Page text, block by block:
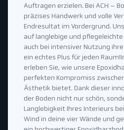
Auftragen erzielen. Bei ACH –
präzises Handwerk und volle
Endresultat im Vordergrund.
auf langlebige und pflegeleichte
auch bei intensiver Nutzung
ein echtes Plus für jeden
erleben Sie, wie unsere
perfekten Kompromiss
Ästhetik bietet. Dank dieser
der Boden nicht nur schön,
Langlebigkeit Ihres Interieurs
Wind in deine vier Wände und